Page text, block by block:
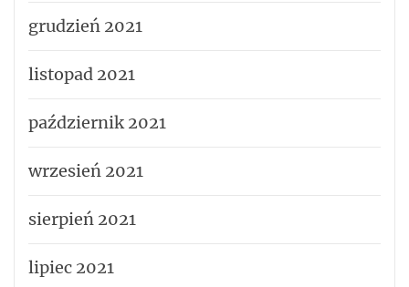
grudzień 2021
listopad 2021
październik 2021
wrzesień 2021
sierpień 2021
lipiec 2021